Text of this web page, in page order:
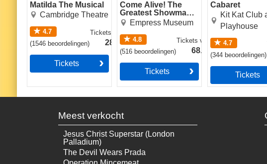
Matilda The Musical
Cambridge Theatre
4.7
(1546beoordelingen)
Tickets
28.49€
Tickets
Come Alive! The
Greatest Showman
Circus Spectacular
Empress Museum
4.8
(516 beoordelingen)
Ticketsvanaf
68.49€
Tickets
Cabaret
Kit Kat Club
Playhouse
4.7
(344 beoordelingen)
Tickets
Meest verkocht
Jesus Christ Superstar (London
Palladium)
The Devil Wears Prada